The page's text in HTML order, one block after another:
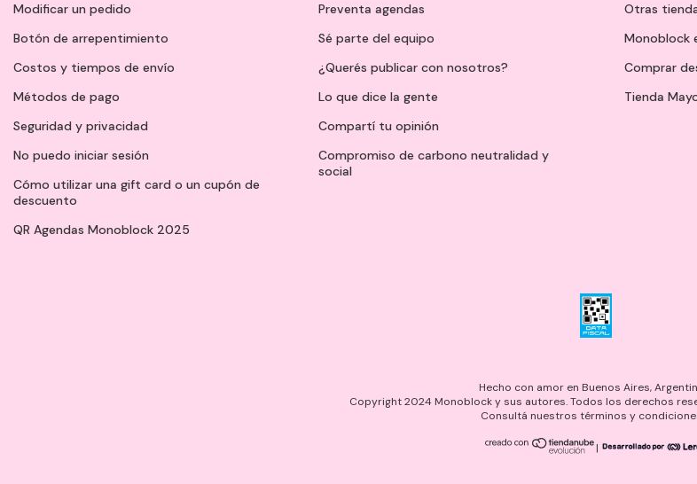
Modificar un pedido
Botón de arrepentimiento
Costos y tiempos de envío
Métodos de pago
Seguridad y privacidad
No puedo iniciar sesión
Cómo utilizar una gift card o un cupón de
descuento
QR Agendas Monoblock 2025
Preventa agendas
Sé parte del equipo
¿Querés publicar con nosotros?
Lo que dice la gente
Compartí tu opinión
Compromiso de carbono neutralidad y
social
Otras
Monoblock
Comprar
Tienda
Hecho con amor en Buenos Aires,
Copyright 2024 Monoblock y sus autores. Todos los derechos
Consultá nuestros términos y
|